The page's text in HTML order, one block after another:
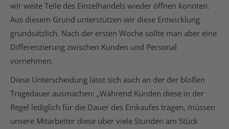
wir weite Teile des Einzelhandels wieder öffnen konnten.
Aus diesem Grund unterstützen wir diese Entwicklung
grundsätzlich. Nach der ersten Woche sollte man aber eine
Differenzierung zwischen Kunden und Personal
vornehmen.
Diese Unterscheidung lässt sich auch an der der bloßen
Tragedauer ausmachen: „Während Kunden diese in der
Regel lediglich für die Dauer des Einkaufes tragen, müssen
unsere Mitarbeiter diese über viele Stunden am Stück